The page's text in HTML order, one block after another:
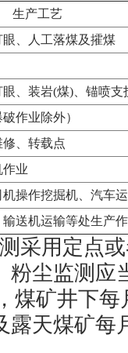
生产工艺
、人工落煤及攉煤
眼、装岩(煤) 、锚喷支
作业除外）
、转载点
作业
操作挖掘机、汽车
送机运输等处生产
采用定点
粉尘监测应
煤矿井下每
露天煤矿每